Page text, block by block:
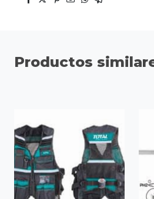
Productos